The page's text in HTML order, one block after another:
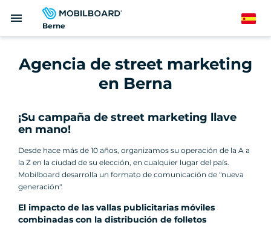
Berne
menu Spanish
Agencia de street marketing
en Berna
¡Su campaña de street marketing llave
en mano!
Desde hace más de 10 años, organizamos su operación de la A a
la Z en la ciudad de su elección, en cualquier lugar del país.
Mobilboard desarrolla un formato de comunicación de "nueva
generación".
El impacto de las vallas publicitarias móviles
combinadas con la distribución de folletos